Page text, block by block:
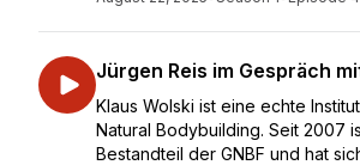
Jürgen Reis im Gespräch
Klaus Wolski ist eine echte
Natural Bodybuilding. Seit 2007
Bestandteil der GNBF und hat